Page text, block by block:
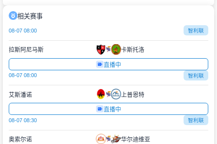
相关赛事
08-07 08:00 智利联
拉斯阿尼马斯 卡斯托洛
直播中
08-07 08:00 智利联
艾斯潘诺 上普恩特
直播中
08-07 08:30 智利联
奥索尔诺 华尔迪维亚